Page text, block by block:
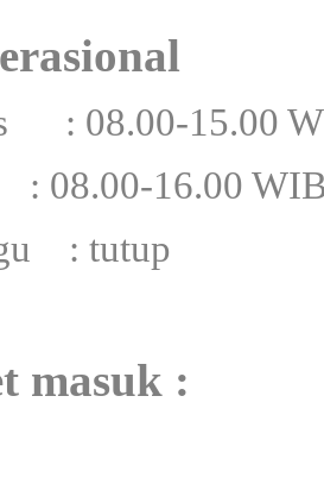
: 08.00-15.00
16.00
: tutup
masuk :